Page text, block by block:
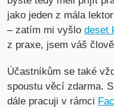
jako jeden z mála
– zatím mi vyšlodeset
z praxe, jsem váš
Účastníkům se také
spoustu věcí zdarma.
dále pracuji v rámci